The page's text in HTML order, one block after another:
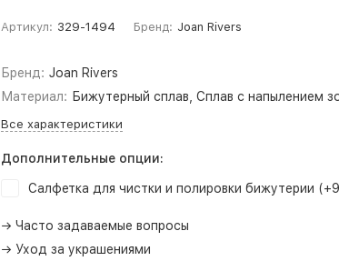
Артикул: 329-1494 Бренд: Joan Rivers
Бренд: Joan Rivers
Материал: Бижутерный сплав, Сплав с напылением
Все характеристики
Дополнительные опции:
Салфетка для чистки и полировки бижутерии (+
→ Часто задаваемые вопросы
→ Уход за украшениями